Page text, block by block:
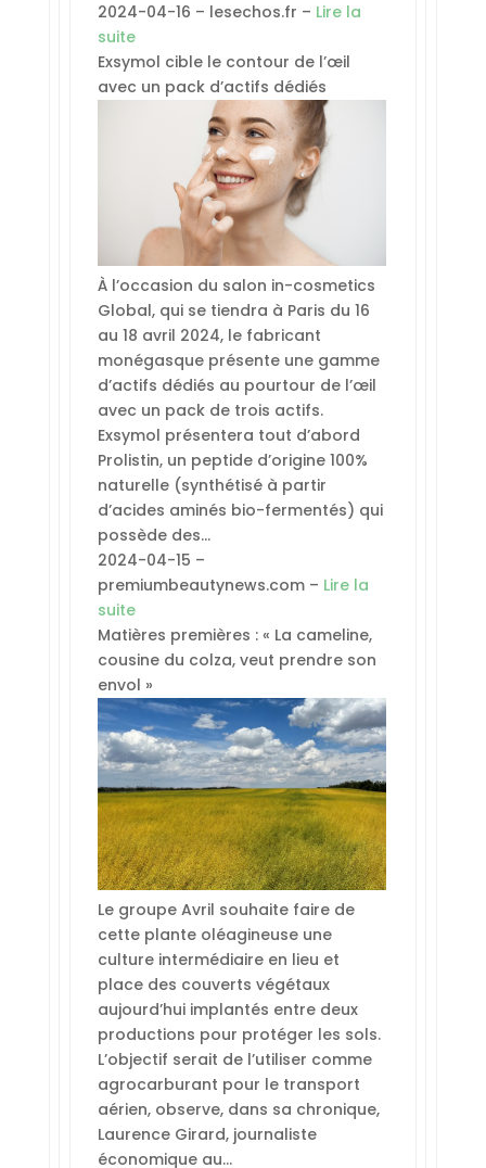
2024-04-16 – lesechos.fr – Lire la
suite
Exsymol cible le contour de l’œil
avec un pack d’actifs dédiés
À l’occasion du salon in-cosmetics
Global, qui se tiendra à Paris du 16
au 18 avril 2024, le fabricant
monégasque présente une gamme
d’actifs dédiés au pourtour de l’œil
avec un pack de trois actifs.
Exsymol présentera tout d’abord
Prolistin, un peptide d’origine 100%
naturelle (synthétisé à partir
d’acides aminés bio-fermentés) qui
possède des…
2024-04-15 –
premiumbeautynews.com – Lire la
suite
Matières premières : « La cameline,
cousine du colza, veut prendre son
envol »
Le groupe Avril souhaite faire de
cette plante oléagineuse une
culture intermédiaire en lieu et
place des couverts végétaux
aujourd’hui implantés entre deux
productions pour protéger les sols.
L’objectif serait de l’utiliser comme
agrocarburant pour le transport
aérien, observe, dans sa chronique,
Laurence Girard, journaliste
économique au…